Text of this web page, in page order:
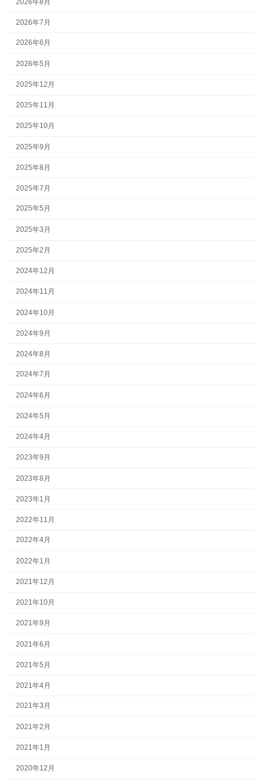
2026年7月
2026年6月
2026年5月
2025年12月
2025年11月
2025年10月
2025年9月
2025年8月
2025年7月
2025年5月
2025年3月
2025年2月
2024年12月
2024年11月
2024年10月
2024年9月
2024年8月
2024年7月
2024年6月
2024年5月
2024年4月
2023年9月
2023年8月
2023年1月
2022年11月
2022年4月
2022年1月
2021年12月
2021年10月
2021年9月
2021年6月
2021年5月
2021年4月
2021年3月
2021年2月
2021年1月
2020年12月